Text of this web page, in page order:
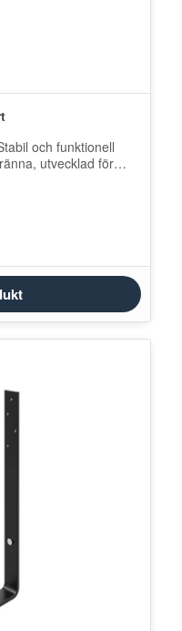
och funktionell
utvecklad för